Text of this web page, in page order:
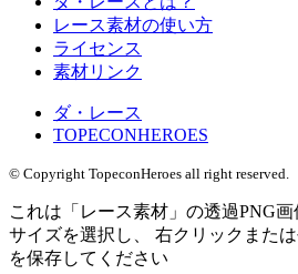
レース素材の使い方
ライセンス
素材リンク
ダ・レース
TOPECONHEROES
© Copyright TopeconHeroes all right reserved.
これは「 レース素材 」の透過PNG画
サイズを選択し、 右クリックまた
を保存してください